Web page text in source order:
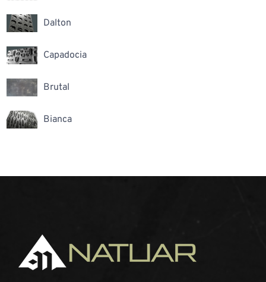
Dalton
Capadocia
Brutal
Bianca